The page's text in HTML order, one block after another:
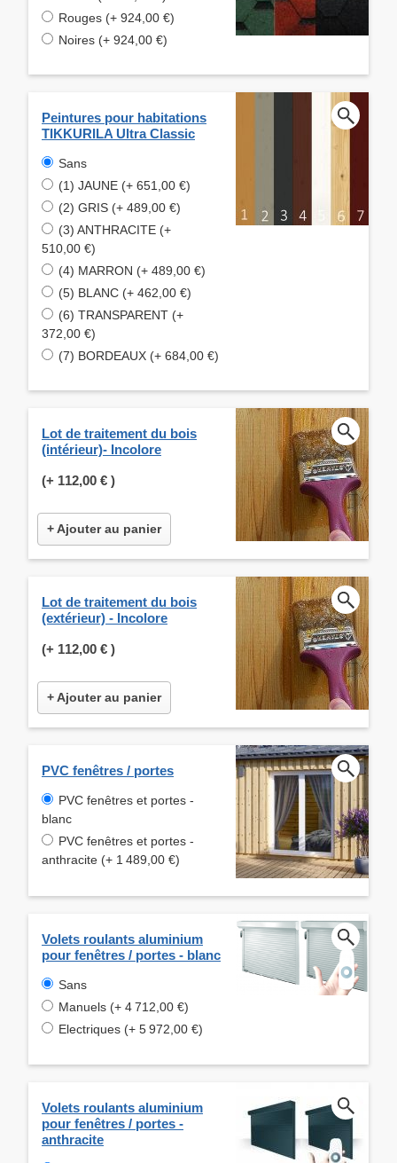
Rouges (+ 924,00 €)
Noires (+ 924,00 €)
Peintures pour habitations
TIKKURILA Ultra Classic
Sans
(1) JAUNE (+ 651,00 €)
(2) GRIS (+ 489,00 €)
(3) ANTHRACITE (+
510,00 €)
(4) MARRON (+ 489,00 €)
(5) BLANC (+ 462,00 €)
(6) TRANSPARENT (+
372,00 €)
(7) BORDEAUX (+ 684,00 €)
Lot de traitement du bois
(intérieur)- Incolore
(+ 112,00 € )
+ Ajouter au panier
Lot de traitement du bois
(extérieur) - Incolore
(+ 112,00 € )
+ Ajouter au panier
PVC fenêtres / portes
PVC fenêtres et portes -
blanc
PVC fenêtres et portes -
anthracite (+ 1 489,00 €)
Volets roulants aluminium
pour fenêtres / portes - blanc
Sans
Manuels (+ 4 712,00 €)
Electriques (+ 5 972,00 €)
Volets roulants aluminium
pour fenêtres / portes -
anthracite